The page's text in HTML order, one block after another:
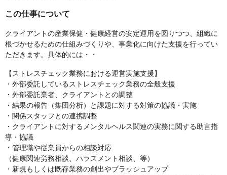
この仕事について
クライアントの産業保健・健康経営の安定運用を図りつつ、組織に
根づかせるための仕組みづくりや、事業化に向けた支援を行ってい
ただきます。具体的には・・
【ストレスチェック業務における運営実施支援】
・外部委託しているストレスチェック業務の全般支援
・外部委託業者、クライアントとの調整
・結果の報告（集団分析）と課題に対する対策の協議・実施
・関係スタッフとの連携調整
・クライアントに対するメンタルヘルス関連の実務に関する助言指
導・協議
・管理職や従業員からの相談対応
（健康関連労務相談、ハラスメント相談、等）
・新規もしくは既存業務の創出やブラッシュアップ